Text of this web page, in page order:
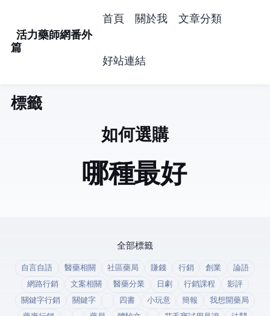
活力藥師網番外
篇
首頁 關於我 文章分類
好站連結
標籤: mac mini (2)
如何選購macmini
哪種mac mini最好
全部標籤
自言自語 醫藥相關 社區藥局 賺錢 行銷 創業
論語
網路行銷
文案相關 醫藥分業 日劇 行銷課程
影評
關鍵字行銷
關鍵字 四書 小玩意 簡報
我想開藥局